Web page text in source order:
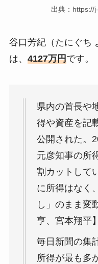
出典：https://
谷口芳紀（たにぐち
は、 4127万円です。
県内の首長や
得や資産を記
公開された。
元彦知事の所
割カットして
に所得はなく
し」のまま変
亨、宮本翔平】
毎日新聞の集
所得が最も多